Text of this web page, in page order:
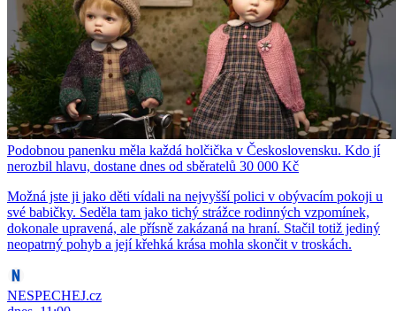
Podobnou panenku měla každá holčička v Československu. Kdo jí
nerozbil hlavu, dostane dnes od sběratelů 30 000 Kč
Možná jste ji jako děti vídali na nejvyšší polici v obývacím pokoji u
své babičky. Seděla tam jako tichý strážce rodinných vzpomínek,
dokonale upravená, ale přísně zakázaná na hraní. Stačil totiž jediný
neopatrný pohyb a její křehká krása mohla skončit v troskách.
NESPECHEJ.cz